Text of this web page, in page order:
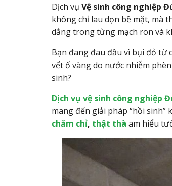
Dịch vụ Vệ sinh công nghiệp
không chỉ lau dọn bề mặt, mà
dẳng trong từng mạch ron và
Bạn đang đau đầu vì bụi đỏ từ
vết ố vàng do nước nhiễm
sinh?
Dịch vụ vệ sinh công nghiệp
mang đến giải pháp “hồi
chăm chỉ, thật thà am hiểu